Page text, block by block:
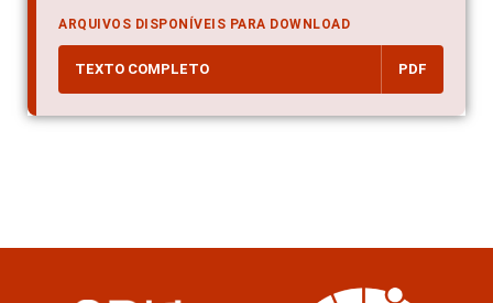
ARQUIVOS DISPONÍVEIS PARA DOWNLOAD
TEXTO COMPLETO PDF